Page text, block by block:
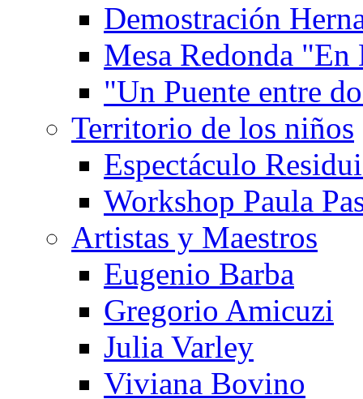
Demostración
Mesa Redonda
"Un Puente entre
Territorio de los niños
Espectáculo
Workshop Paula
Artistas y Maestros
Eugenio Barba
Gregorio Amicuzi
Julia Varley
Viviana Bovino